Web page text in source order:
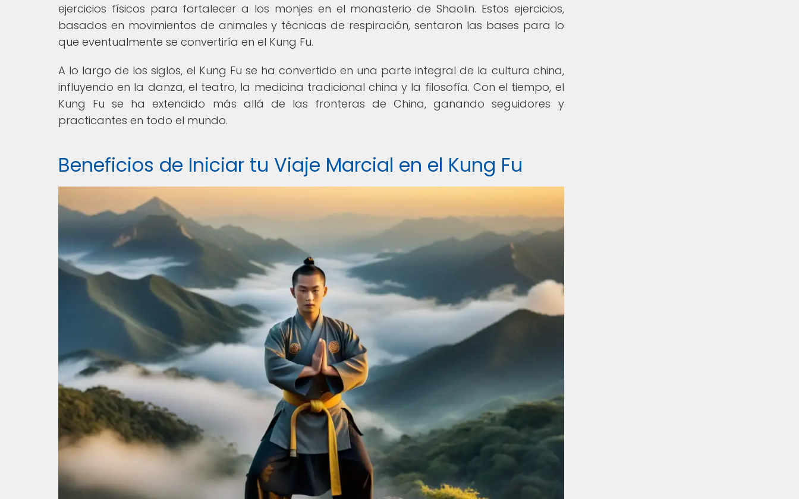
ejercicios físicos para fortalecer a los monjes en el monasterio de Shaolin. Estos ejercicios,
basados en movimientos de animales y técnicas de respiración, sentaron las bases para lo
que eventualmente se convertiría en el Kung Fu.
A lo largo de los siglos, el Kung Fu se ha convertido en una parte integral de la cultura china,
influyendo en la danza, el teatro, la medicina tradicional china y la filosofía. Con el tiempo, el
Kung Fu se ha extendido más allá de las fronteras de China, ganando seguidores y
practicantes en todo el mundo.
Beneficios de Iniciar tu Viaje Marcial en el Kung Fu